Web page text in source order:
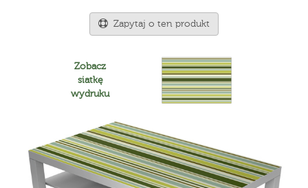
Zapytaj o ten produkt
Zobacz
siatkę
wydruku